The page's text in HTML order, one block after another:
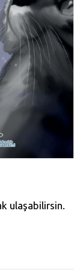
ulaşabilirsin.